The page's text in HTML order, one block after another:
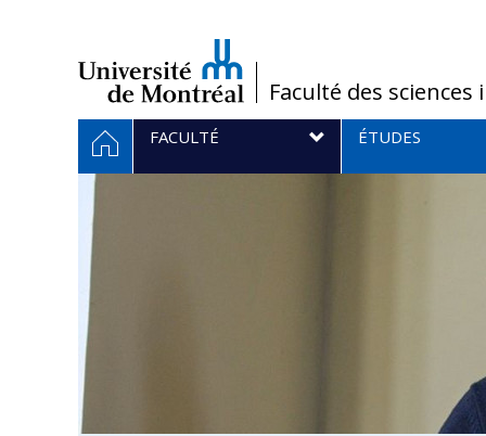
/Faculté des
Navigation
principale
ACCUEIL
FACULTÉ ÉTUDES